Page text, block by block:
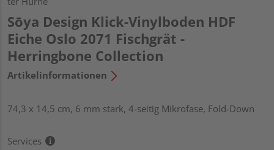
Sōya Design Klick-Vinylboden HDF
Eiche Oslo 2071 Fischgrät -
Herringbone Collection
Artikelinformationen
74,3 x 14,5 cm, 6 mm stark, 4-seitig Mikrofase, Fold-Down
Services